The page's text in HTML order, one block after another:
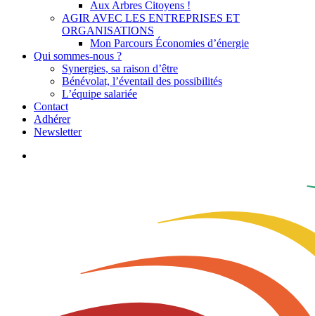
Aux Arbres Citoyens !
AGIR AVEC LES ENTREPRISES ET
ORGANISATIONS
Mon Parcours Économies d’énergie
Qui sommes-nous ?
Synergies, sa raison d’être
Bénévolat, l’éventail des possibilités
L’équipe salariée
Contact
Adhérer
Newsletter